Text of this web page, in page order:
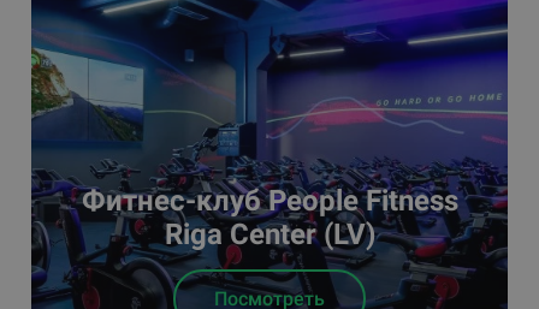
Фитнес-клуб People Fitness
Riga Center (LV)
Посмотреть